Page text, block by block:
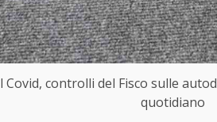
controlli del Fisco sulle
quotidiano